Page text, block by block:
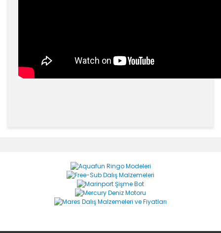
Yorum Yaz
Ürün resmi kalitesiz, bozuk veya görüntülenemiyor.
Ürün açıklamasında eksik bilgiler bulunuyor.
Ürün bilgilerinde hatalar bulunuyor.